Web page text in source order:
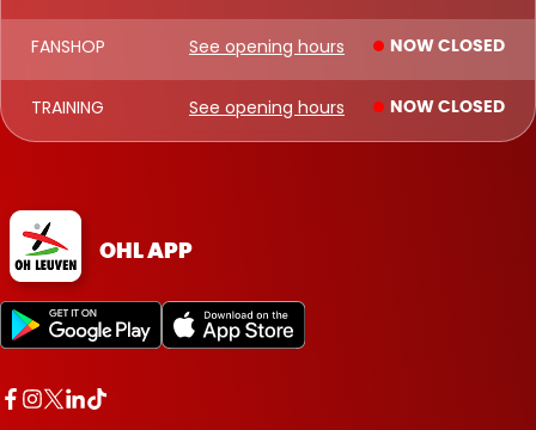
FANSHOP See opening hours NOW CLOSED
TRAINING See opening hours NOW CLOSED
OHL APP